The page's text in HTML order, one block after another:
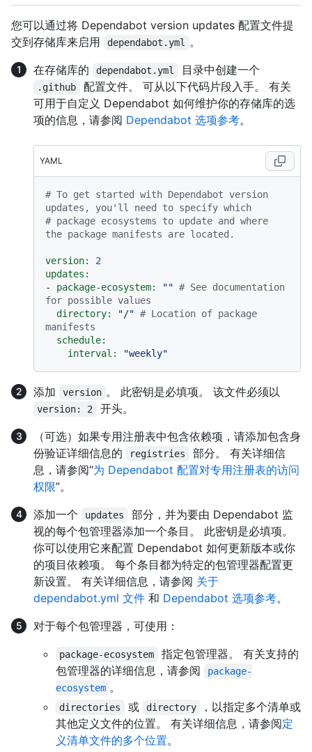
您可以通过将 Dependabot version updates 配置文件提
交到存储库来启用
dependabot.yml
。
在存储库的
dependabot.yml 目录中创建一个
.github
配置文件。 可从以下代码片段入手。 有关
可用于自定义 Dependabot 如何维护你的存储库的选
项的信息，请参阅 Dependabot 选项参考。
YAML
# To get started with Dependabot version
updates, you'll need to specify which
# package ecosystems to update and where
the package manifests are located.
version:
2
updates:
-
package-ecosystem: "" # See documentation
for possible values
directory:
"/" # Location of package
manifests
schedule:
interval:
"weekly"
添加 version 。 此密钥是必填项。 该文件必须以
version: 2
开头。
（可选）如果专用注册表中包含依赖项，请添加包含身
份验证详细信息的
registries
部分。 有关详细信
息，请参阅“为 Dependabot 配置对专用注册表的访问
权限”。
添加一个
updates
部分，并为要由 Dependabot 监
视的每个包管理器添加一个条目。 此密钥是必填项。
你可以使用它来配置 Dependabot 如何更新版本或你
的项目依赖项。 每个条目都为特定的包管理器配置更
新设置。 有关详细信息，请参阅 关于
dependabot.yml 文件 和 Dependabot 选项参考。
对于每个包管理器，可使用：
package-ecosystem
指定包管理器。 有关支持的
包管理器的详细信息，请参阅
package-
ecosystem 。
directories 或 directory
，以指定多个清单或
其他定义文件的位置。 有关详细信息，请参阅定
义清单文件的多个位置。